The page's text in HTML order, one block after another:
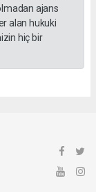
ajans
alan hukuki
hiç bir